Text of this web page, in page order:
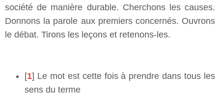
société de manière durable. Cherchons les causes.
Donnons la parole aux premiers concernés. Ouvrons
le débat. Tirons les leçons et retenons-les.
[1] Le mot est cette fois à prendre dans tous les
sens du terme